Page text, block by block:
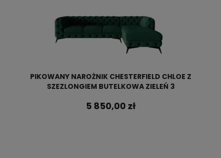
PIKOWANY NAROŻNIK CHESTERFIELD CHLOE Z
SZEZLONGIEM BUTELKOWA ZIELEŃ 3
5 850,00 zł